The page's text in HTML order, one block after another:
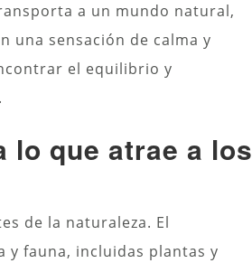
a un mundo natural,
una sensación de calma y
el equilibrio y
.
lo que atrae a los
de la naturaleza. El
y fauna, incluidas plantas y